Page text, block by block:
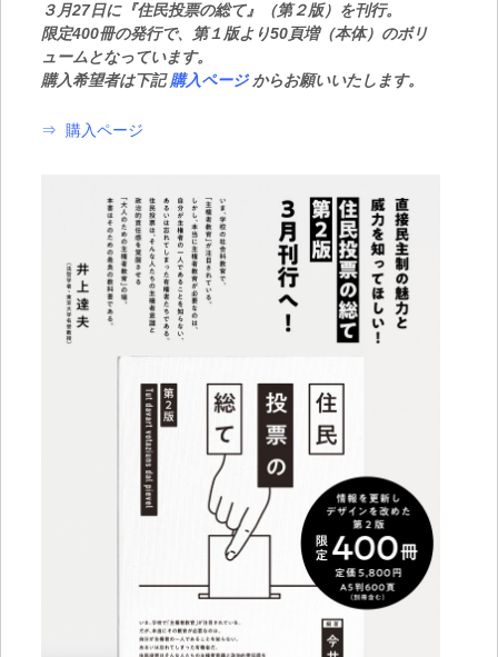
３月27日に『住民投票の総て』（第２版）を刊行。
限定400冊の発行で、第１版より50頁増（本体）のボリ
ュームとなっています。
購入希望者は下記購入ページからお願いいたします。
⇒ 購入ページ